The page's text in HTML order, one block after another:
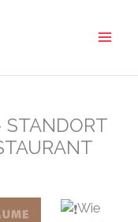
STANDORT
Wie